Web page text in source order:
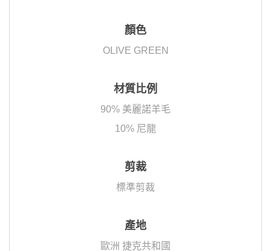
顏色
OLIVE GREEN
材質比例
90% 美麗諾羊毛
10% 尼龍
剪裁
標準剪裁
產地
歐洲 捷克共和國